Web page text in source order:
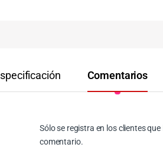
Comentarios
Sólo se registra en los clientes
comentario.